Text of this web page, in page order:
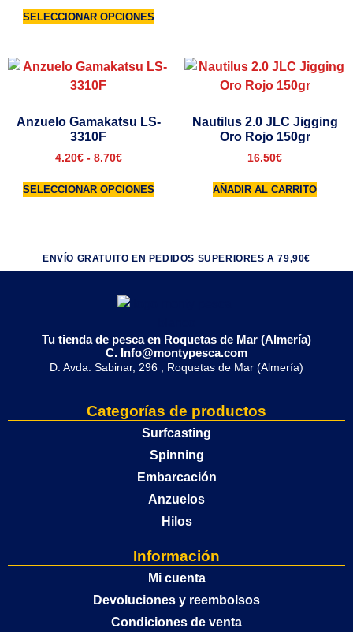
SELECCIONAR OPCIONES
Anzuelo Gamakatsu LS-
3310F
4.20€ - 8.70€
SELECCIONAR OPCIONES
Nautilus 2.0 JLC Jigging
Oro Rojo 150gr
16.50€
AÑADIR AL CARRITO
ENVÍO GRATUITO EN PEDIDOS SUPERIORES A 79,90€
Tu tienda de pesca en Roquetas de Mar (Almería)
C. Info@montypesca.com
D. Avda. Sabinar, 296 , Roquetas de Mar (Almería)
Categorías de productos
Surfcasting
Spinning
Embarcación
Anzuelos
Hilos
Información
Mi cuenta
Devoluciones y reembolsos
Condiciones de venta